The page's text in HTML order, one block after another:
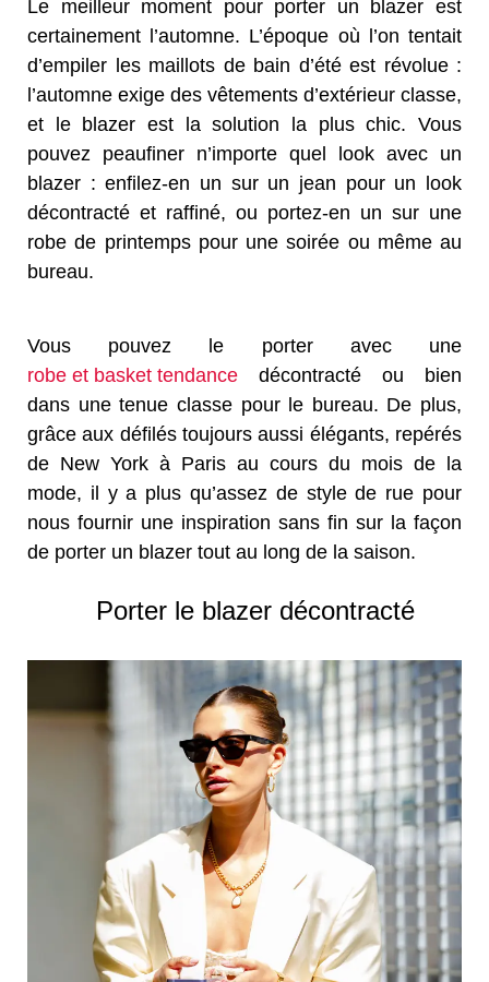
Le meilleur moment pour porter un blazer est
certainement l’automne. L’époque où l’on tentait
d’empiler les maillots de bain d’été est révolue :
l’automne exige des vêtements d’extérieur classe,
et le blazer est la solution la plus chic. Vous
pouvez peaufiner n’importe quel look avec un
blazer : enfilez-en un sur un jean pour un look
décontracté et raffiné, ou portez-en un sur une
robe de printemps pour une soirée ou même au
bureau.
Vous pouvez le porter avec une
robe et basket tendance décontracté ou bien
dans une tenue classe pour le bureau. De plus,
grâce aux défilés toujours aussi élégants, repérés
de New York à Paris au cours du mois de la
mode, il y a plus qu’assez de style de rue pour
nous fournir une inspiration sans fin sur la façon
de porter un blazer tout au long de la saison.
Porter le blazer décontracté